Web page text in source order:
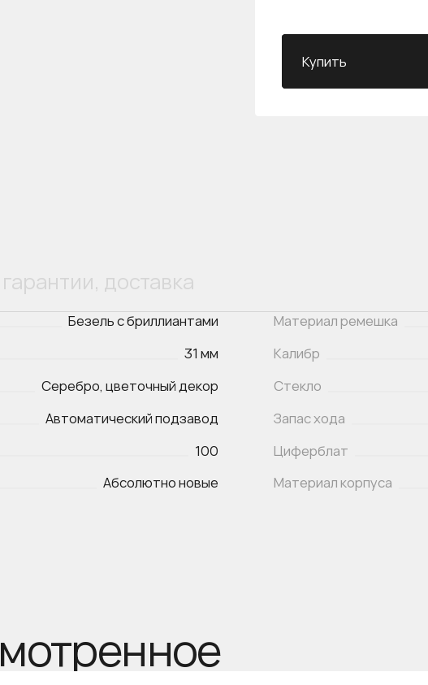
Купить
доставка
Безель с бриллиантами
31 мм
Серебро, цветочный декор
Автоматический подзавод
100
Абсолютно новые
Материал ремешка
Калибр
Стекло
Запас хода
Циферблат
Материал корпуса